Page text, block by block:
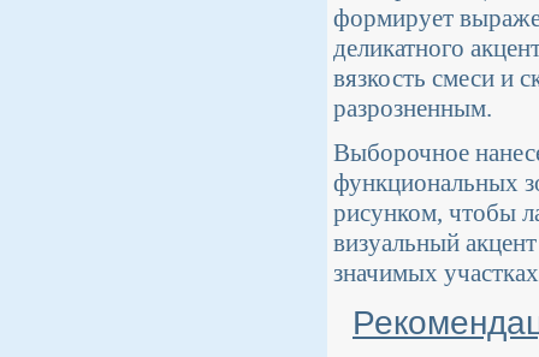
формирует
деликатного
вязкость смеси и
разрозненным.
Выборочное
функциональных
рисунком, чтобы
визуальный
значимых